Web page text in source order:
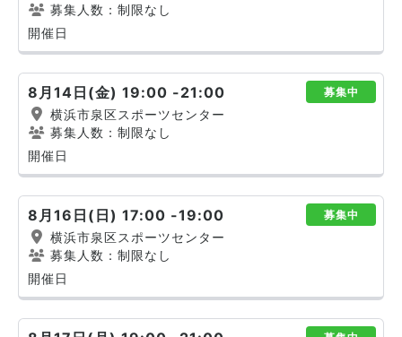
募集人数：制限なし
開催日
8月14日(金) 19:00 -21:00 募集中
横浜市泉区スポーツセンター
募集人数：制限なし
開催日
8月16日(日) 17:00 -19:00 募集中
横浜市泉区スポーツセンター
募集人数：制限なし
開催日